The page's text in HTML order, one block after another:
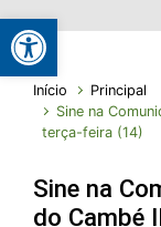
Início
Principal
Sine na
terça-feira (14)
Sine na
do Cambé
Abrir a